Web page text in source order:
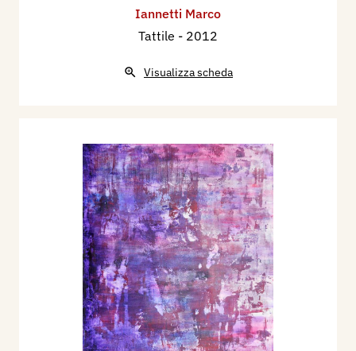
Iannetti Marco
Tattile - 2012
Visualizza scheda